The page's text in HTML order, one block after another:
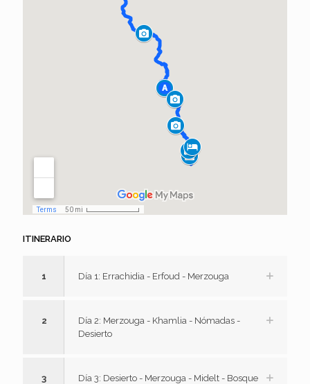
ITINERARIO
1 Día 1: Errachidia - Erfoud - Merzouga
2
Día 2: Merzouga - Khamlia - Nómadas -
Desierto
3
Día 3: Desierto - Merzouga - Midelt - Bosque